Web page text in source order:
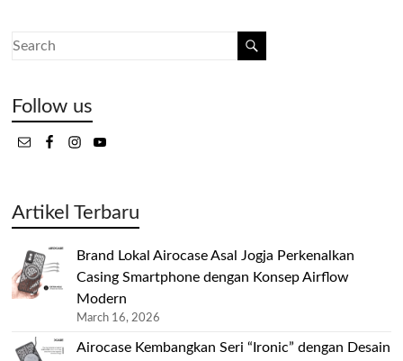
Follow us
Artikel Terbaru
Brand Lokal Airocase Asal Jogja Perkenalkan
Casing Smartphone dengan Konsep Airflow
Modern
March 16, 2026
Airocase Kembangkan Seri “Ironic” dengan Desain